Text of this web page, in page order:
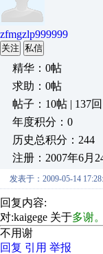
zfmgzlp999999
关注 私信
精华：0帖
求助：0帖
帖子：10帖 | 137回
年度积分：0
历史总积分：244
注册：2007年6月
发表于：2009-05-14
回复内容:
对:kaigege 关于多谢
不用谢
回复 引用 举报